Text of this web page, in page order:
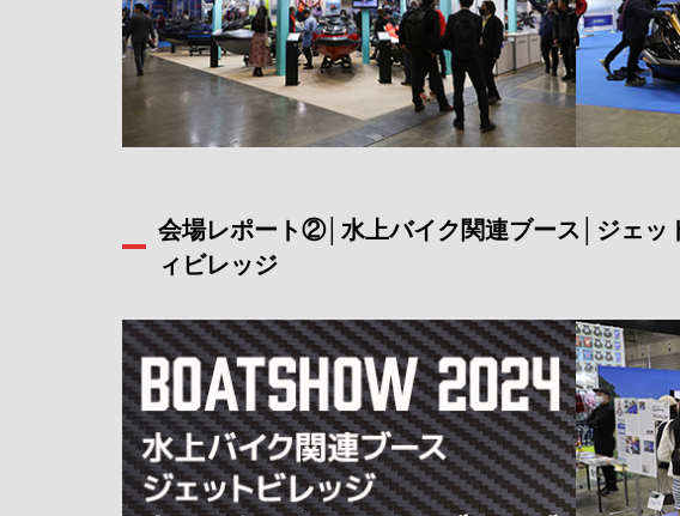
会場レポート②│水上バイク関連ブース│ジェッ
ィビレッジ